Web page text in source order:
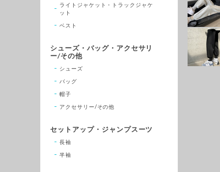
ライトジャケット・トラックジャケ
ット
ベスト
シューズ・バッグ・アクセサリ
ー/その他
シューズ
バッグ
帽子
アクセサリー/その他
セットアップ・ジャンプスーツ
長袖
半袖